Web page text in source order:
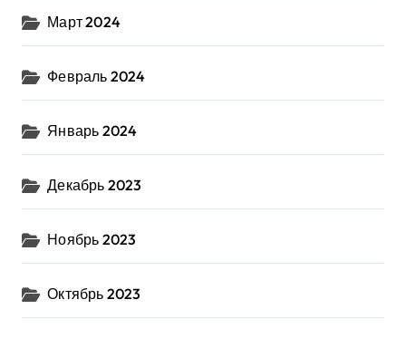
Март 2024
Февраль 2024
Январь 2024
Декабрь 2023
Ноябрь 2023
Октябрь 2023